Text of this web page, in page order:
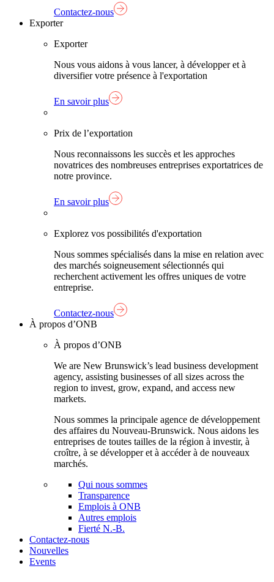
Contactez-nous
Exporter
Exporter
Nous vous aidons à vous lancer, à développer et à
diversifier votre présence à l'exportation
En savoir plus
Prix de l’exportation
Nous reconnaissons les succès et les approches
novatrices des nombreuses entreprises exportatrices de
notre province.
En savoir plus
Explorez vos possibilités d'exportation
Nous sommes spécialisés dans la mise en relation avec
des marchés soigneusement sélectionnés qui
recherchent activement les offres uniques de votre
entreprise.
Contactez-nous
À propos d’ONB
À propos d’ONB
We are New Brunswick’s lead business development
agency, assisting businesses of all sizes across the
region to invest, grow, expand, and access new
markets.
Nous sommes la principale agence de développement
des affaires du Nouveau-Brunswick. Nous aidons les
entreprises de toutes tailles de la région à investir, à
croître, à se développer et à accéder à de nouveaux
marchés.
Qui nous sommes
Transparence
Emplois à ONB
Autres emplois
Fierté N.-B.
Contactez-nous
Nouvelles
Events